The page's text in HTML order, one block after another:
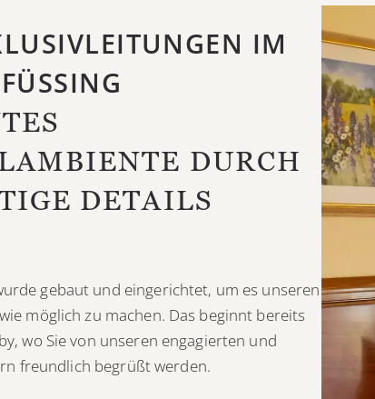
IM
DURCH
DETAILS
gebaut und eingerichtet, um es unseren
möglich zu machen. Das beginnt bereits
wo Sie von unseren engagierten und
freundlich begrüßt werden.